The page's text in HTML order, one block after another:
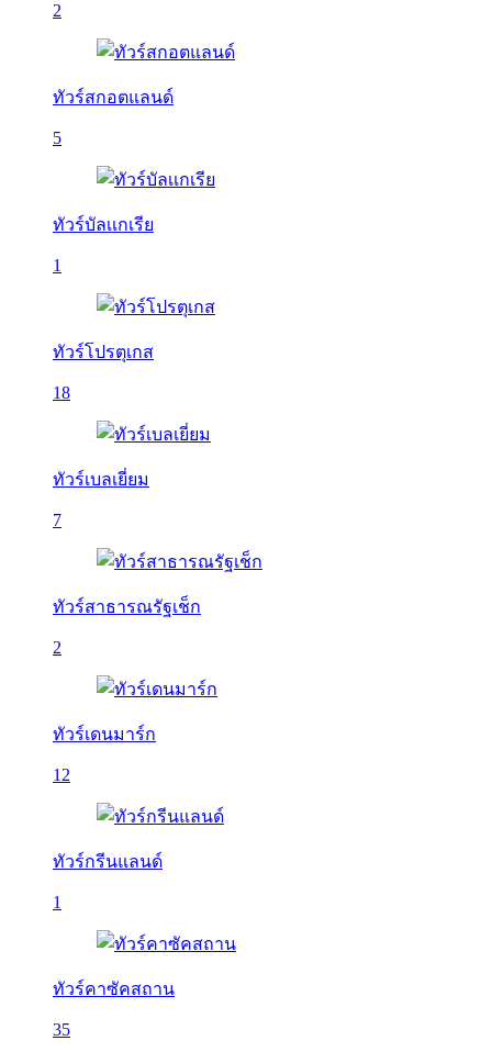
2
ทัวร์สกอตแลนด์
5
ทัวร์บัลเเกเรีย
1
ทัวร์โปรตุเกส
18
ทัวร์เบลเยี่ยม
7
ทัวร์สาธารณรัฐเช็ก
2
ทัวร์เดนมาร์ก
12
ทัวร์กรีนแลนด์
1
ทัวร์คาซัคสถาน
35